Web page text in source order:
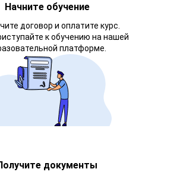
Начните обучение
договор и оплатите курс.
к обучению на нашей
платформе.
документы